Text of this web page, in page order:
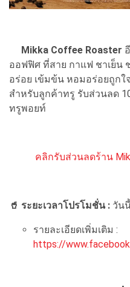
Mikka Coffee Roaster
ออฟฟิศ ที่สาย กาแฟ ชาเย็น
อร่อย เข้มข้น หอมอร่อยถูกใ
สำหรับลูกค้าทรู รับส่วนลด
ทรูพอยท์
คลิกรับส่วนลดร้าน
🥤 ระยะเวลาโปรโมชั่น : วัน
รายละเอียดเพิ่มเติม :
https://